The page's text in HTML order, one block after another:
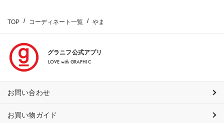
TOP コーディネート一覧 やま
グラニフ公式アプリ
LOVE with GRAPHIC
お問い合わせ
お買い物ガイド